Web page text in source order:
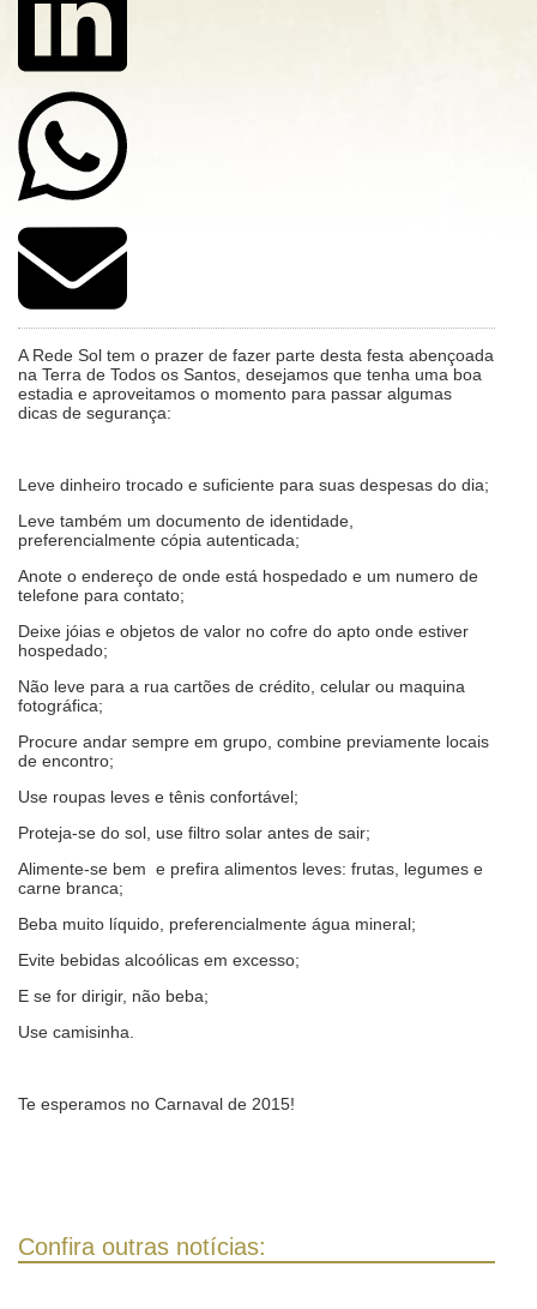
A Rede Sol tem o prazer de fazer parte desta festa abençoada
na Terra de Todos os Santos, desejamos que tenha uma boa
estadia e aproveitamos o momento para passar algumas
dicas de segurança:
Leve dinheiro trocado e suficiente para suas despesas do dia;
Leve também um documento de identidade,
preferencialmente cópia autenticada;
Anote o endereço de onde está hospedado e um numero de
telefone para contato;
Deixe jóias e objetos de valor no cofre do apto onde estiver
hospedado;
Não leve para a rua cartões de crédito, celular ou maquina
fotográfica;
Procure andar sempre em grupo, combine previamente locais
de encontro;
Use roupas leves e tênis confortável;
Proteja-se do sol, use filtro solar antes de sair;
Alimente-se bem e prefira alimentos leves: frutas, legumes e
carne branca;
Beba muito líquido, preferencialmente água mineral;
Evite bebidas alcoólicas em excesso;
E se for dirigir, não beba;
Use camisinha.
Te esperamos no Carnaval de 2015!
Confira outras notícias: